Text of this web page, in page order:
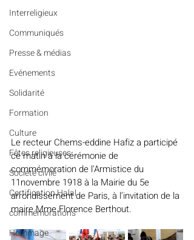
Interreligieux
Communiqués
Presse & médias
Evénements
Solidarité
Formation
Culture
Fêtes religieuses
Société civile
Certification Halal
commémorations
Hommage
Le recteur Chems-eddine Hafiz a participé
ce matin à la cérémonie de
commémoration de l'Armistice du
11novembre 1918 à la Mairie du 5e
arrondissement de Paris, à l’invitation de la
maire Mme Florence Berthout.